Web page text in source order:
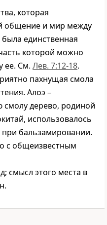
которая
общение и мир между
единственная
которой можно
ее. См. Лев. 7:12-18.
пахнущая смола
Алоэ –
дерево, родиной
использовалось
при бальзамировании.
с общеизвестным
смысл этого места в